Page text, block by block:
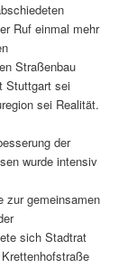
Ruf einmal mehr
Straßenbau
Stuttgart sei
sei Realität.
der
wurde intensiv
zur gemeinsamen
sich Stadtrat